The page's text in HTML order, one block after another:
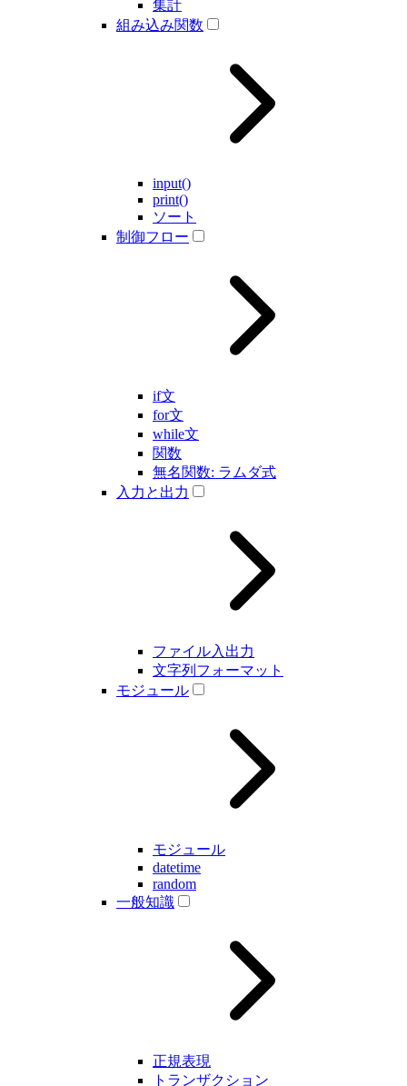
集計
組み込み関数
input()
print()
ソート
制御フロー
if文
for文
while文
関数
無名関数: ラムダ式
入力と出力
ファイル入出力
文字列フォーマット
モジュール
モジュール
datetime
random
一般知識
正規表現
トランザクション